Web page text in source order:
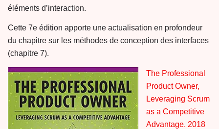
éléments d’interaction.
Cette 7e édition apporte une actualisation en profondeur
du chapitre sur les méthodes de conception des interfaces
(chapitre 7).
The Professional
Product Owner,
Leveraging Scrum
as a Competitive
Advantage. 2018